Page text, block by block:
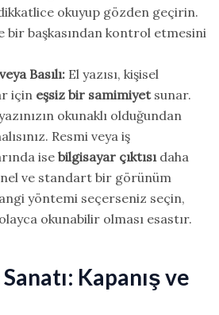
okuyup gözden geçirin.
bir başkasından kontrol etmesini
Basılı:El yazısı, kişisel
için eşsiz bir samimiyetsunar.
okunaklı olduğundan
Resmi veya iş
ise bilgisayar çıktısıdaha
ve standart bir görünüm
yöntemi seçerseniz seçin,
okunabilir olması esastır.
Kapanış ve